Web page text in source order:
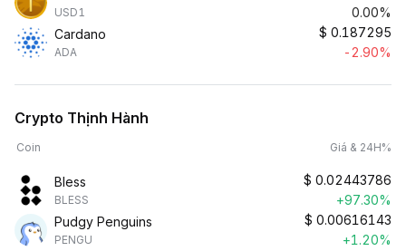
USD1
0.00%
Cardano
ADA
$ 0.187295
-2.90%
Crypto Thịnh Hành
Coin Giá & 24H%
Bless
BLESS
$ 0.02443786
+97.30%
Pudgy Penguins
PENGU
$ 0.00616143
+1.20%